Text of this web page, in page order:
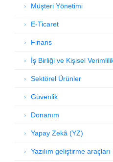
Müşteri Yönetimi
E-Ticaret
Finans
İş Birliği ve Kişisel
Sektörel Ürünler
Güvenlik
Donanım
Yapay Zekâ (YZ)
Yazılım geliştirme araçları